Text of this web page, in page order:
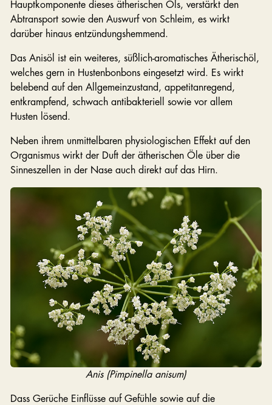
Hauptkomponente dieses ätherischen Öls, verstärkt den
Abtransport sowie den Auswurf von Schleim, es wirkt
darüber hinaus entzündungshemmend.
Das Anisöl ist ein weiteres, süßlich-aromatisches Ätherischöl,
welches gern in Hustenbonbons eingesetzt wird. Es wirkt
belebend auf den Allgemeinzustand, appetitanregend,
entkrampfend, schwach antibakteriell sowie vor allem
Husten lösend.
Neben ihrem unmittelbaren physiologischen Effekt auf den
Organismus wirkt der Duft der ätherischen Öle über die
Sinneszellen in der Nase auch direkt auf das Hirn.
Anis (Pimpinella anisum)
Dass Gerüche Einflüsse auf Gefühle sowie auf die